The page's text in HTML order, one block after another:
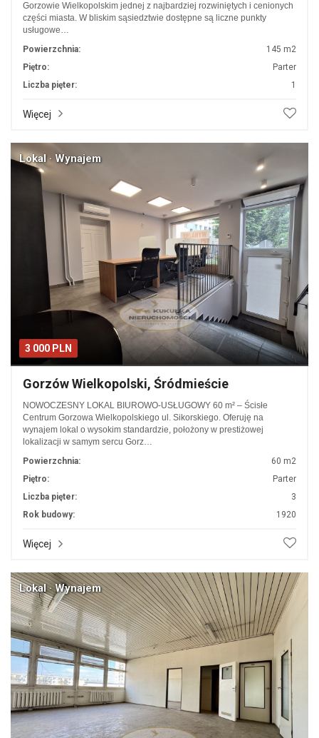
Gorzowie Wielkopolskim jednej z najbardziej rozwiniętych i cenionych
części miasta. W bliskim sąsiedztwie dostępne są liczne punkty
usługowe…
Powierzchnia:
145 m2
Piętro:
Parter
Liczba pięter:
1
Więcej
3 000 PLN
Lokal · Wynajem
Gorzów Wielkopolski, Śródmieście
NOWOCZESNY LOKAL BIUROWO-USŁUGOWY 60 m² – Ścisłe
Centrum Gorzowa Wielkopolskiego ul. Sikorskiego. Oferuję na
wynajem lokal o wysokim standardzie, położony w prestiżowej
lokalizacji w samym sercu Gorz…
Powierzchnia:
60 m2
Piętro:
Parter
Liczba pięter:
3
Rok budowy:
1920
Więcej
Lokal · Wynajem